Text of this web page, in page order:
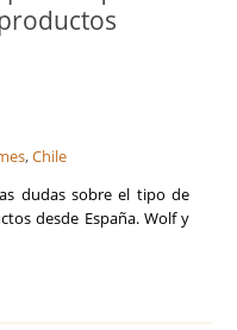
,Chile
dudas sobre el tipo de
desde España. Wolf y